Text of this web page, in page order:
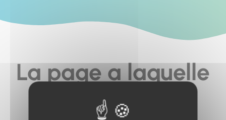
La page a laquelle
vous cherchez à